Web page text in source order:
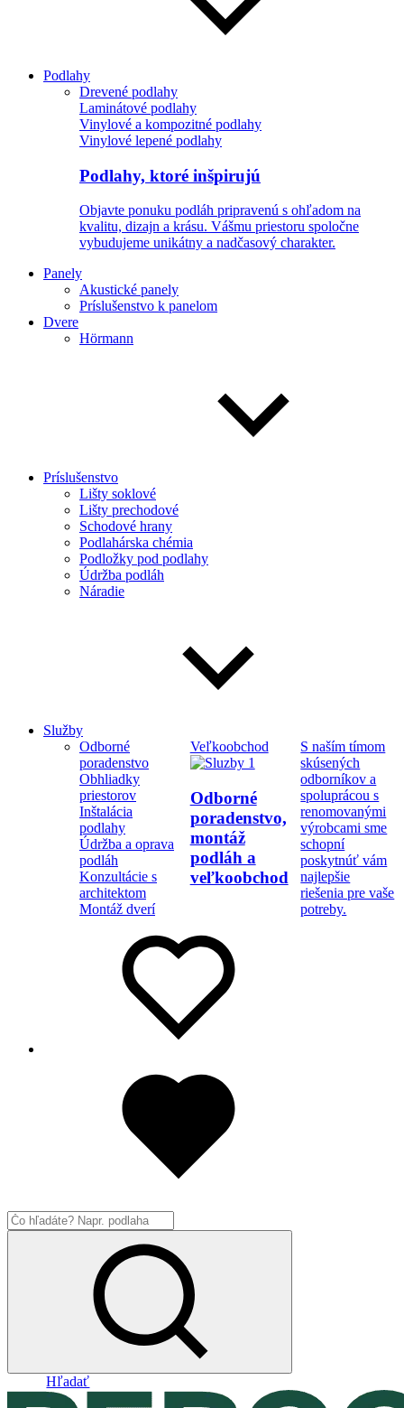
Podlahy
Drevené podlahy
Laminátové podlahy
Vinylové a kompozitné podlahy
Vinylové lepené podlahy
Podlahy, ktoré inšpirujú
Objavte ponuku podláh pripravenú s ohľadom na
kvalitu, dizajn a krásu. Vášmu priestoru spoločne
vybudujeme unikátny a nadčasový charakter.
Panely
Akustické panely
Príslušenstvo k panelom
Dvere
Hörmann
Príslušenstvo
Lišty soklové
Lišty prechodové
Schodové hrany
Podlahárska chémia
Podložky pod podlahy
Údržba podláh
Náradie
Služby
Odborné
poradenstvo
Obhliadky
priestorov
Inštalácia
podlahy
Údržba a oprava
podláh
Konzultácie s
architektom
Montáž dverí
Veľkoobchod
Odborné
poradenstvo,
montáž
podláh a
veľkoobchod
S naším tímom
skúsených
odborníkov a
spoluprácou s
renomovanými
výrobcami sme
schopní
poskytnúť vám
najlepšie
riešenia pre vaše
potreby.
Hľadať